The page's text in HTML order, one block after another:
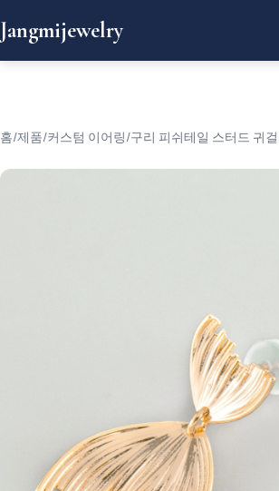
Jangmijewelry
홈/제품/커스텀 이어링/구리 피쉬테일 스터드 귀